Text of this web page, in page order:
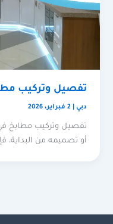
تفصيل وتركيب
دبي |2 فبراير، 2026
تفصيل وتركيب مطابخ
أو تصميمه من البداية،